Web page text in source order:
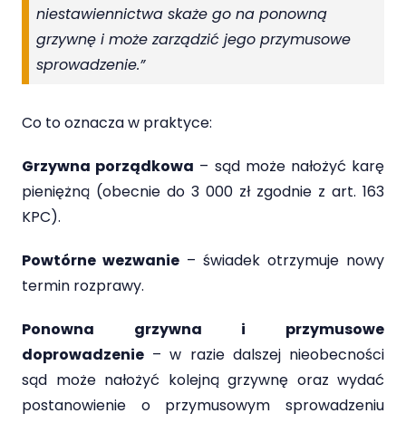
niestawiennictwa skaże go na ponowną
grzywnę i może zarządzić jego przymusowe
sprowadzenie.”
Co to oznacza w praktyce:
Grzywna porządkowa – sąd może nałożyć karę
pieniężną (obecnie do 3 000 zł zgodnie z art. 163
KPC).
Powtórne wezwanie – świadek otrzymuje nowy
termin rozprawy.
Ponowna grzywna i przymusowe
doprowadzenie – w razie dalszej nieobecności
sąd może nałożyć kolejną grzywnę oraz wydać
postanowienie o przymusowym sprowadzeniu